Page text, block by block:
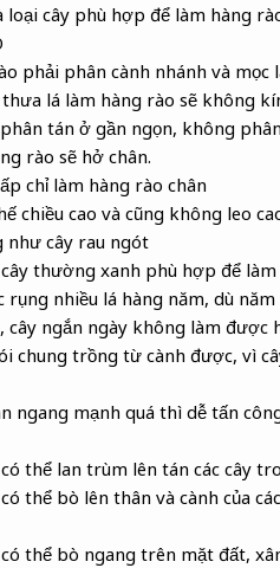
loại cây phù hợp để làm hàng
phải phân cành nhánh và
lá làm hàng rào sẽ không
phân tán ở gần ngọn, không
rào sẽ hở chân.
chỉ làm hàng rào chân
chiều cao và cũng không leo
cây rau ngót
cây thường xanh phù hợp để
rụng nhiều lá hàng năm, dù
cây ngắn ngày không làm
chung trồng từ cành được, vì
ngang mạnh quá thì dễ tấn
có thể lan trùm lên tán các cây
thể bò lên thân và cành của
có thể bò ngang trên mặt đất,